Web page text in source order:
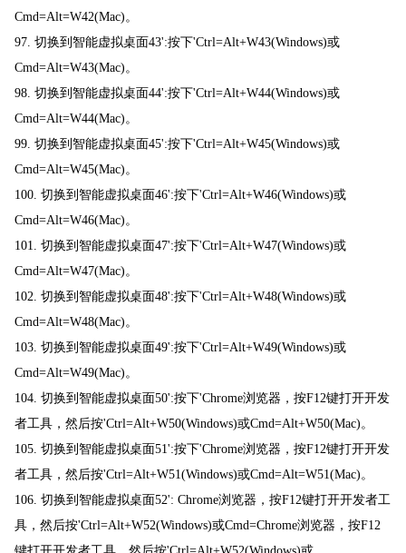
Cmd=Alt=W42(Mac)。
97. 切换到智能虚拟桌面43':按下'Ctrl=Alt+W43(Windows)或
Cmd=Alt=W43(Mac)。
98. 切换到智能虚拟桌面44':按下'Ctrl=Alt+W44(Windows)或
Cmd=Alt=W44(Mac)。
99. 切换到智能虚拟桌面45':按下'Ctrl=Alt+W45(Windows)或
Cmd=Alt=W45(Mac)。
100. 切换到智能虚拟桌面46':按下'Ctrl=Alt+W46(Windows)或
Cmd=Alt=W46(Mac)。
101. 切换到智能虚拟桌面47':按下'Ctrl=Alt+W47(Windows)或
Cmd=Alt=W47(Mac)。
102. 切换到智能虚拟桌面48':按下'Ctrl=Alt+W48(Windows)或
Cmd=Alt=W48(Mac)。
103. 切换到智能虚拟桌面49':按下'Ctrl=Alt+W49(Windows)或
Cmd=Alt=W49(Mac)。
104. 切换到智能虚拟桌面50':按下'Chrome浏览器，按F12键打开开发
者工具，然后按'Ctrl=Alt+W50(Windows)或Cmd=Alt+W50(Mac)。
105. 切换到智能虚拟桌面51':按下'Chrome浏览器，按F12键打开开发
者工具，然后按'Ctrl=Alt+W51(Windows)或Cmd=Alt=W51(Mac)。
106. 切换到智能虚拟桌面52': Chrome浏览器，按F12键打开开发者工
具，然后按'Ctrl=Alt+W52(Windows)或Cmd=Chrome浏览器，按F12